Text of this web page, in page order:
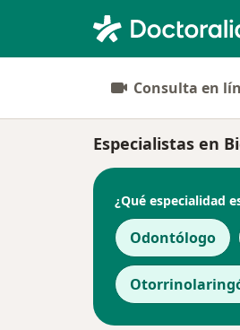
Consulta en
Especialistas en
¿Qué especialidad
Odontólogo